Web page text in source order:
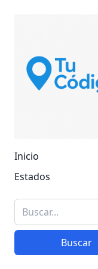
Inicio
Estados
Buscar